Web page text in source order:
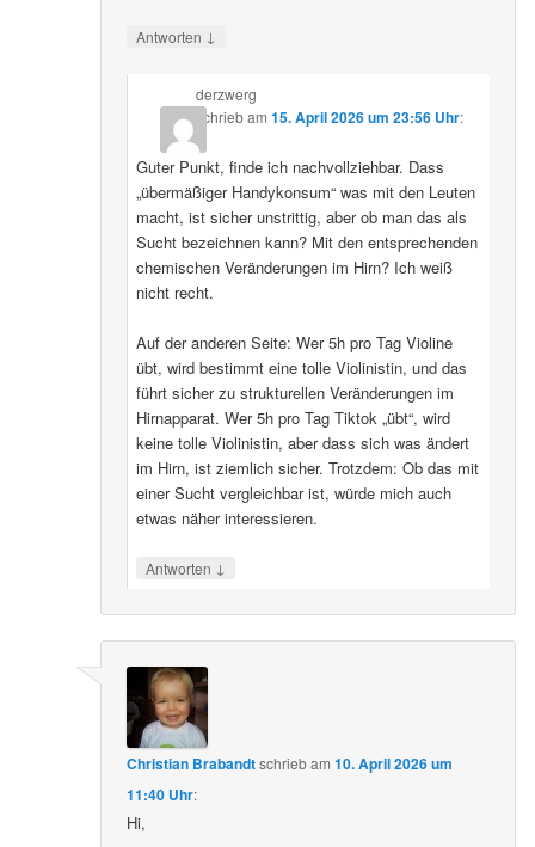
Antworten ↓
derzwerg
schriebam 15. April 2026 um 23:56 Uhr:
Guter Punkt, finde ich nachvollziehbar. Dass
„übermäßiger Handykonsum“ was mit den Leuten
macht, ist sicher unstrittig, aber ob man das als
Sucht bezeichnen kann? Mit den entsprechenden
chemischen Veränderungen im Hirn? Ich weiß
nicht recht.
Auf der anderen Seite: Wer 5h pro Tag Violine
übt, wird bestimmt eine tolle Violinistin, und das
führt sicher zu strukturellen Veränderungen im
Hirnapparat. Wer 5h pro Tag Tiktok „übt“, wird
keine tolle Violinistin, aber dass sich was ändert
im Hirn, ist ziemlich sicher. Trotzdem: Ob das mit
einer Sucht vergleichbar ist, würde mich auch
etwas näher interessieren.
Antworten ↓
Christian Brabandtschriebam10. April 2026 um
11:40 Uhr:
Hi,